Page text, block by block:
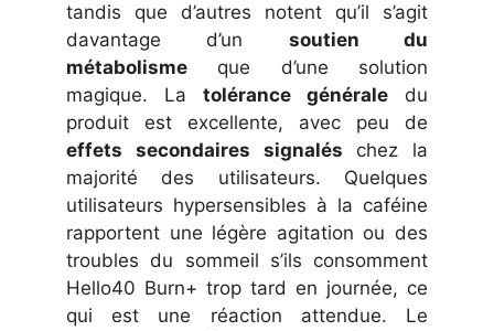
tandis que d’autres notent qu’il s’agit
davantage d’un soutien du
métabolisme que d’une solution
magique. La tolérance générale du
produit est excellente, avec peu de
effets secondaires signalés chez la
majorité des utilisateurs. Quelques
utilisateurs hypersensibles à la caféine
rapportent une légère agitation ou des
troubles du sommeil s’ils consomment
Hello40 Burn+ trop tard en journée, ce
qui est une réaction attendue. Le